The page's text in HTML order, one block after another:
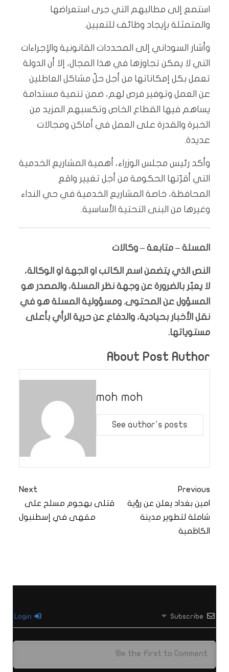
استمع إلى مطالبهم التي جرى استعراضها
والمتمثلة بإيجاد وظائف للتعيين.
وأشار السوداني إلى المحددات القانونية والإجراءات
التي لا يمكن تجاوزها في هذا المجال، إلا أن الدولة
تعمل بكل إمكاناتها من أجل حلّ مشاكل العاطلين
عن العمل وتوفير فرص لهم، ضمن تنمية مستدامة
يساهم فيها القطاع الخاص وتكسبهم المزيد من
الخبرة والقدرة على العمل في أماكن ومجالات
عديدة.
وأكد رئيس مجلس الوزراء، أهمية المشاريع الخدمية
التي أقرّتها الحكومة من أجل تغيير واقع
المحافظة، خاصة المشاريع الخدمية في حي النداء
وغيرها من البنى التحتية الأساسية.
المسلة – متابعة – وكالات
النص الذي يتضمن اسم الكاتب او الجهة او الوكالة،
لا يعبّر بالضرورة عن وجهة نظر المسلة، والمصدر هو
المسؤول عن المحتوى. ومسؤولية المسلة هو في
نقل الأخبار بحيادية، والدفاع عن حرية الرأي بأعلى
مستوياتها.
About Post Author
moh moh
See author's posts
Previous
امين بغداد يعلن عن رؤية
شاملة لتطوير مدينة
الكاظمية
Next
قتلى بهجوم مسلح على
مقهى في إسطنبول
Subscribe